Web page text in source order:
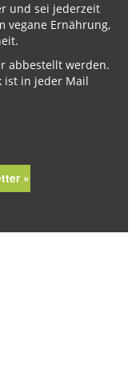
und sei jederzeit
vegane Ernährung,
abbestellt werden.
ist in jeder Mail
»